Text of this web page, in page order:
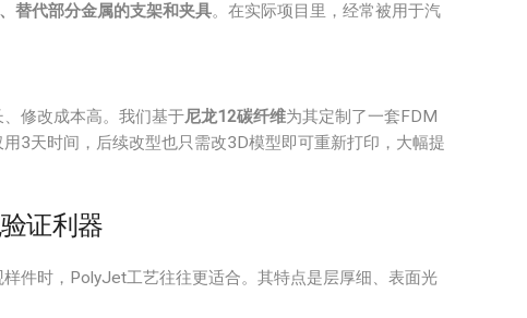
替代部分金属的支架和夹具。在实际项目里，经常被用于汽
修改成本高。我们基于尼龙12碳纤维为其定制了一套FDM
3天时间，后续改型也只需改3D模型即可重新打印，大幅提
证利器
样件时，PolyJet工艺往往更适合。其特点是层厚细、表面光